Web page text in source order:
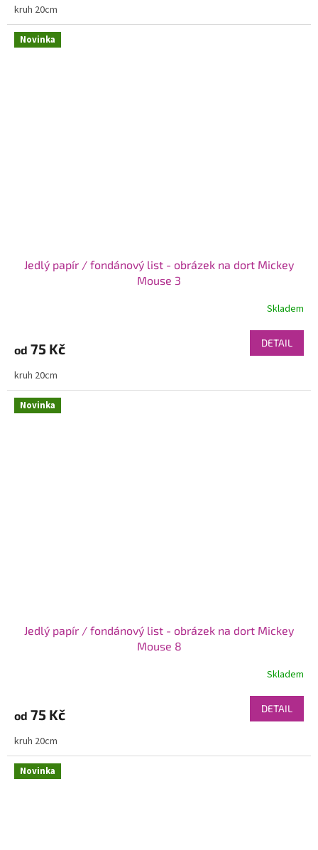
kruh 20cm
Novinka
Jedlý papír / fondánový list - obrázek na dort Mickey
Mouse 3
Skladem
od 75 Kč DETAIL
kruh 20cm
Novinka
Jedlý papír / fondánový list - obrázek na dort Mickey
Mouse 8
Skladem
od 75 Kč DETAIL
kruh 20cm
Novinka